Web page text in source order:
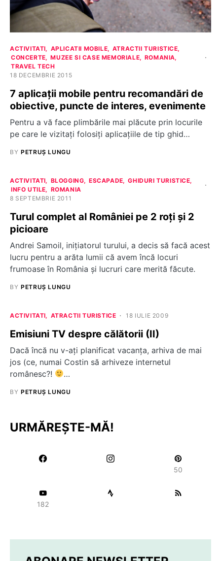
ACTIVITATI APLICATII MOBILE
ATRACTII TURISTICE
CONCERTE
MUZEE SI CASE MEMORIALE
ROMANIA
TRAVEL TECH
18 DECEMBRIE 2015
7 aplicații mobile pentru recomandări de
obiective, puncte de interes, evenimente
Pentru a vă face plimbările mai plăcute prin locurile
pe care le vizitați folosiți aplicațiile de tip ghid…
BY PETRUȘ LUNGU
ACTIVITATI BLOGGING ESCAPADE
GHIDURI TURISTICE
INFO UTILE
ROMANIA
8 SEPTEMBRIE 2011
Turul complet al României pe 2 roţi şi 2
picioare
Andrei Samoil, iniţiatorul turului, a decis să facă acest
lucru pentru a arăta lumii că avem încă locuri
frumoase în România şi lucruri care merită făcute.
BY PETRUȘ LUNGU
ACTIVITATI ATRACTII TURISTICE 18 IULIE 2009
Emisiuni TV despre călătorii (II)
Dacă încă nu v-aţi planificat vacanţa, arhiva de mai
jos (ce, numai Costin să arhiveze internetul
românesc?!
…
BY PETRUȘ LUNGU
URMĂREȘTE-MĂ!
50
182